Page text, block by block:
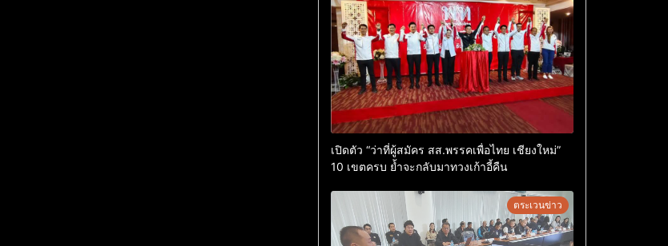
เปิดตัว “ว่าที่ผู้สมัคร สส.พรรคเพื่อไทย เชียงใหม่”
10 เขตครบ ย้ำจะกลับมาทวงเก้าอี้คืน
ตระเวนข่าว